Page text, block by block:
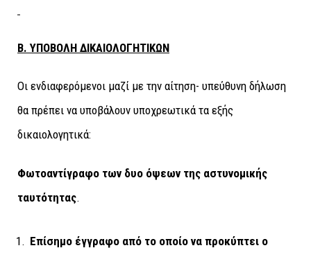
Β. ΥΠΟΒΟΛΗ ΔΙΚΑΙΟΛΟΓΗΤΙΚΩΝ
Οι ενδιαφερόμενοι μαζί με την αίτηση- υπεύθυνη δήλωση
θα πρέπει να υποβάλουν υποχρεωτικά τα εξής
δικαιολογητικά:
Φωτοαντίγραφο των δυο όψεων της αστυνομικής
ταυτότητας.
Επίσημο έγγραφο από το οποίο να προκύπτει ο